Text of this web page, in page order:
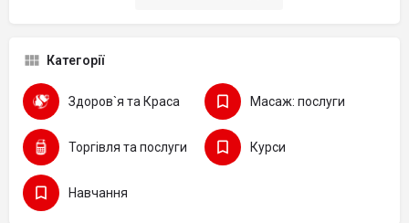
Категорії
Здоров`я та Краса Масаж: послуги
Торгівля та послуги Курси
Навчання